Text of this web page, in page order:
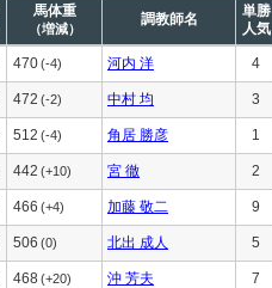
馬体重
（増減）
調教師名
単勝
人気
470(-4) 河内 洋 4
472 (-2) 中村 均 3
512 (-4) 角居 勝彦 1
442 (+10) 宮 徹 2
466 (+4) 加藤 敬二 9
506 (0) 北出 成人 5
468(+20) 沖 芳夫 7